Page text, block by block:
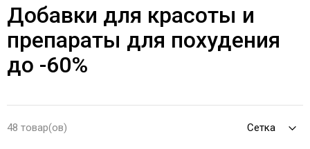
Добавки для красоты и
препараты для похудения
до -60%
48 товар(ов)